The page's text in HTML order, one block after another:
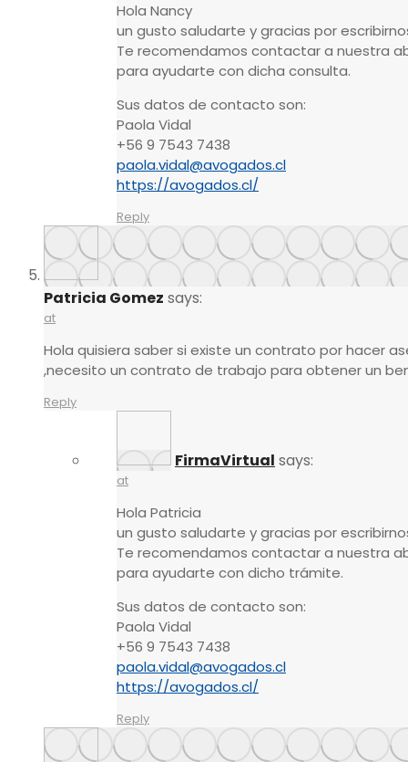
Hola Nancy
un gusto saludarte y gracias por
Te recomendamos contactar a nuestra
para ayudarte con dicha consulta.
Sus datos de contacto son:
Paola Vidal
+56 9 7543 7438
paola.vidal@avogados.cl
https://avogados.cl/
Reply
Patricia Gomez says:
at
Hola quisiera saber si existe un contrato por hacer
,necesito un contrato de trabajo para obtener un
Reply
FirmaVirtual says:
at
Hola Patricia
un gusto saludarte y gracias por
Te recomendamos contactar a nuestra
para ayudarte con dicho trámite.
Sus datos de contacto son:
Paola Vidal
+56 9 7543 7438
paola.vidal@avogados.cl
https://avogados.cl/
Reply